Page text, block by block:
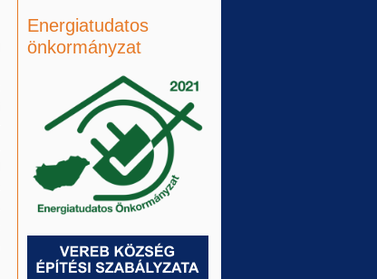
Energiatudatos
önkormányzat